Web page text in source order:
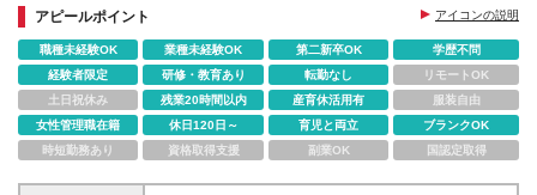
＊有給25日を毎年一斉に貸与。連休も取りやすい
アピールポイント アイコンの説明
職種未経験OK 業種未経験OK 第二新卒OK
学歴不問
経験者限定
研修・教育あり 転勤なし
リモートOK
土日祝休み
残業20時間以内 産育休活用有
服装自由
女性管理職在籍
休日120日～ 育児と両立
ブランクOK
時短勤務あり
資格取得支援 副業OK 国認定取得